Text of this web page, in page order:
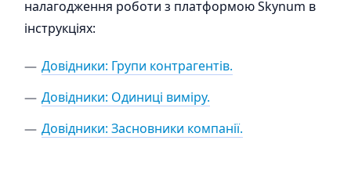
налагодження роботи з платформою Skynum в
інструкціях:
Довідники: Групи контрагентів.
Довідники: Одиниці виміру.
Довідники: Засновники компанії.